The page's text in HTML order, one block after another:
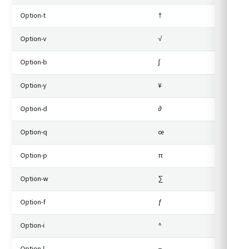
Option-t †
Option-v √
Option-b ∫
Option-y ¥
Option-d ∂
Option-q œ
Option-p π
Option-w ∑
Option-f ƒ
Option-i ^